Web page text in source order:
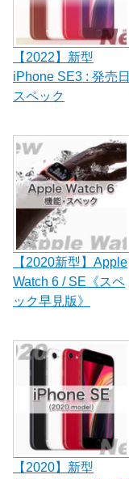
【2022】新型
iPhone SE3 : 発売日
スペック
【2020新型】Apple
Watch 6 / SE《スペ
ック早見版》
【2020】新型